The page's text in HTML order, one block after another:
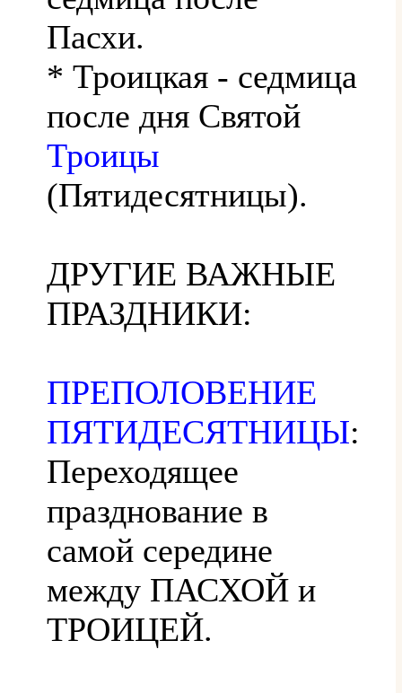
Пасхи.
* Троицкая - седмица
после дня Святой
Троицы
(Пятидесятницы).
ДРУГИЕ ВАЖНЫЕ
ПРАЗДНИКИ:
ПРЕПОЛОВЕНИЕ
ПЯТИДЕСЯТНИЦЫ:
Переходящее
празднование в
самой середине
между ПАСХОЙ и
ТРОИЦЕЙ.